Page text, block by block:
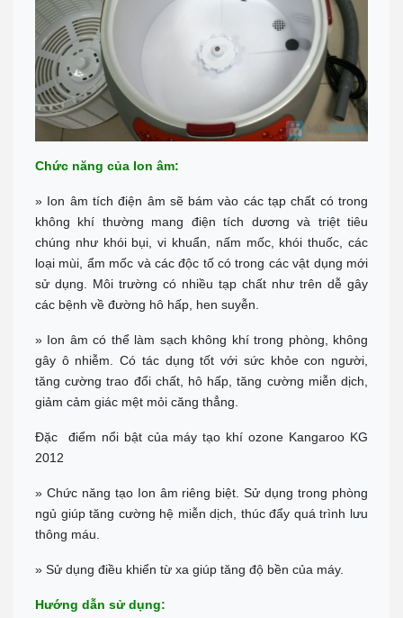
Chỉ đường
TP.HCM Showrom Chính
Showroom: 193A - Đường 3/2 - P.11 - Q.10 - TP.HCM
Call : 0938 278 389
Chỉ đường
BÌNH DƯƠNG
Đc: 743 Huỳnh Văn Lũy, Phường Bình Dương, TP Hồ Chí Minh
Chỉ đường
Đc: 573 Cách Mạng Tháng 8, Phường 3, TP Tây Ninh
Tel:0938 74 82 82
Chỉ đường
CẦN THƠ
Địa chỉ: 369 Đ. Nguyễn Văn Cừ, Phường An Khánh, Ninh Kiều
0911 676 989
PHÚ QUỐC
Đc: R303 Đường Ruby 3, Shophouse Bãi Kem, P An Thới, TP Phú
Quốc
Tel:
0906 82 82 82
Chỉ đường
Chức năng của Ion âm:
» Ion âm tích điện âm sẽ bám vào các tạp chất có trong
không khí thường mang điện tích dương và triệt tiêu
chúng như khói bụi, vi khuẩn, nấm mốc, khói thuốc, các
loại mùi, ẩm mốc và các độc tố có trong các vật dụng mới
sử dụng. Môi trường có nhiều tạp chất như trên dễ gây
các bệnh về đường hô hấp, hen suyễn.
» Ion âm có thể làm sạch không khí trong phòng, không
gây ô nhiễm. Có tác dụng tốt với sức khỏe con người,
tăng cường trao đổi chất, hô hấp, tăng cường miễn dịch,
giảm cảm giác mệt mỏi căng thẳng.
Đặc điểm nổi bật của máy tạo khí ozone Kangaroo KG
2012
» Chức năng tạo Ion âm riêng biệt. Sử dụng trong phòng
ngủ giúp tăng cường hệ miễn dịch, thúc đẩy quá trình lưu
thông máu.
» Sử dụng điều khiển từ xa giúp tăng độ bền của máy.
Hướng dẫn sử dụng: